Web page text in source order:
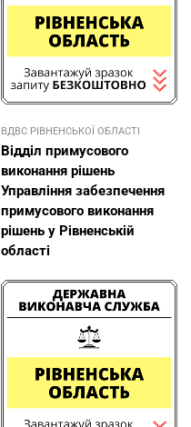
ВДВС РІВНЕНСЬКОЇ ОБЛАСТІ
Відділ примусового
виконання рішень
Управління забезпечення
примусового виконання
рішень у Рівненській
області